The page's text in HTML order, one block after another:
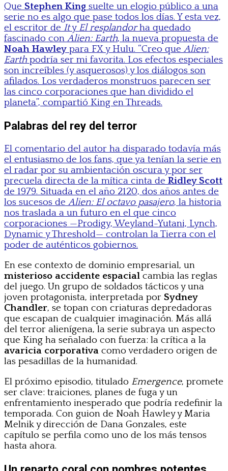
Que Stephen King suelte un elogio público a una
serie no es algo que pase todos los días. Y esta vez,
el escritor de Ity El resplandorha quedado
fascinado conAlien: Earth, la nueva propuesta de
Noah Hawley para FX y Hulu. “Creo queAlien:
Earthpodría ser mi favorita. Los efectos especiales
son increíbles (y asquerosos) y los diálogos son
afilados. Los verdaderos monstruos parecen ser
las cinco corporaciones que han dividido el
planeta”, compartió King en Threads.
Palabras del rey del terror
El comentario del autor ha disparado todavía más
el entusiasmo de los fans, que ya tenían la serie en
el radar por su ambientación oscura y por ser
precuela directa de la mítica cinta de Ridley Scott
de 1979. Situada en el año 2120, dos años antes de
los sucesos deAlien: El octavo pasajero, la historia
nos traslada a un futuro en el que cinco
corporaciones —Prodigy, Weyland-Yutani, Lynch,
Dynamic y Threshold— controlan la Tierra con el
poder de auténticos gobiernos.
En ese contexto de dominio empresarial, un
misterioso accidente espacial cambia las reglas
del juego. Un grupo de soldados tácticos y una
joven protagonista, interpretada por Sydney
Chandler, se topan con criaturas depredadoras
que escapan de cualquier imaginación. Más allá
del terror alienígena, la serie subraya un aspecto
que King ha señalado con fuerza: la crítica a la
avaricia corporativa como verdadero origen de
las pesadillas de la humanidad.
El próximo episodio, titulado Emergence, promete
ser clave: traiciones, planes de fuga y un
enfrentamiento inesperado que podría redefinir la
temporada. Con guion de Noah Hawley y Maria
Melnik y dirección de Dana Gonzales, este
capítulo se perfila como uno de los más tensos
hasta ahora.